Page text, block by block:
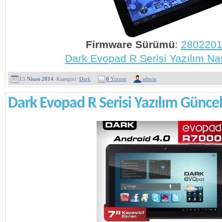
Firmware Sürümü:
Dark Evopad R Serisi Yazılım
13 Nisan 2014 Kategori :Dark 0 Yorum admin
Dark Evopad R Serisi Yazılım